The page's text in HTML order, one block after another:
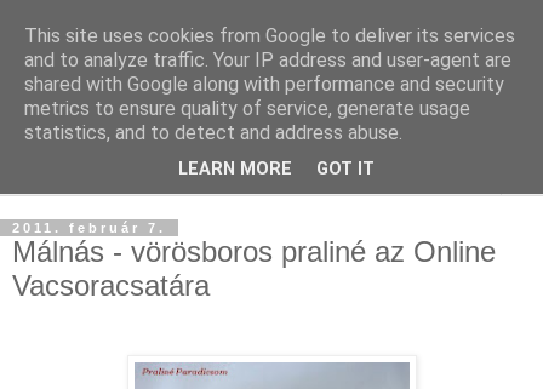
2011. február 7.
Málnás - vörösboros praliné az Online
Vacsoracsatára
This site uses cookies from Google to deliver its services
and to analyze traffic. Your IP address and user-agent are
shared with Google along with performance and security
metrics to ensure quality of service, generate usage
statistics, and to detect and address abuse.
LEARN MORE GOT IT